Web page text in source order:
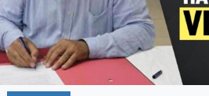
İLÇELER
RESMİ İLANLAR
KÜLTÜR